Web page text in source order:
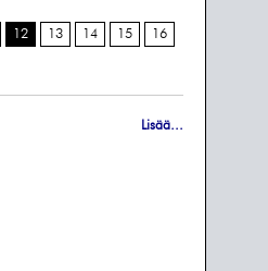
12 13 14 15 16
Lisää...